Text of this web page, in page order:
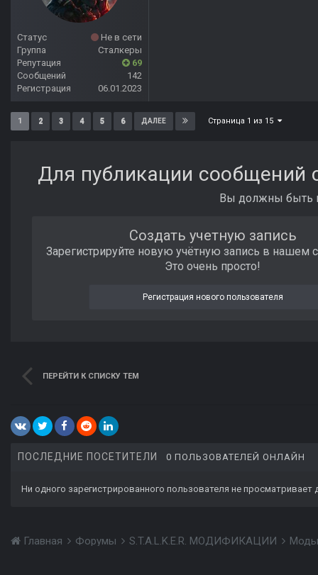
Статус
Не в сети
Группа
Сталкеры
Репутация
69
Сообщений
142
Регистрация
06.01.2023
1 2 3 4 5 6 ДАЛЕЕ Страница 1 из 15
Для публикации сообщений
Вы должны быть
Создать учетную запись
Зарегистрируйте новую учётную запись в нашем
Это очень просто!
Регистрация нового пользователя
ПЕРЕЙТИ К СПИСКУ ТЕМ
ПОСЛЕДНИЕ ПОСЕТИТЕЛИ 0 ПОЛЬЗОВАТЕЛЕЙ ОНЛАЙН
Ни одного зарегистрированного пользователя не просматривает
Главная Форумы S.T.A.L.K.E.R. МОДИФИКАЦИИ